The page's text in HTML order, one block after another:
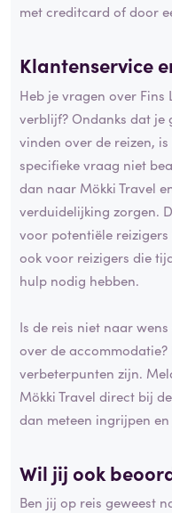
met creditcard of door
Klantenservice
Heb je vragen over
verblijf? Ondanks dat
vinden over de reizen,
specifieke vraag niet
dan naar Mökki Travel
verduidelijking zorgen.
voor potentiële
ook voor reizigers die
hulp nodig hebben.
Is de reis niet naar
over de
verbeterpunten zijn.
Mökki Travel direct bij
dan meteen ingrijpen
Wil jij ook
Ben jij op reis geweest